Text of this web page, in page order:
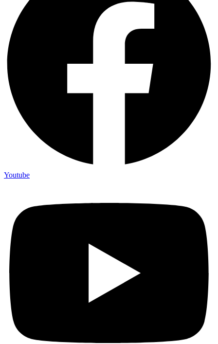
Youtube